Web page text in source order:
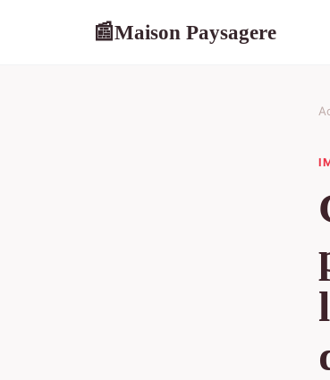
📰Maison Paysagere